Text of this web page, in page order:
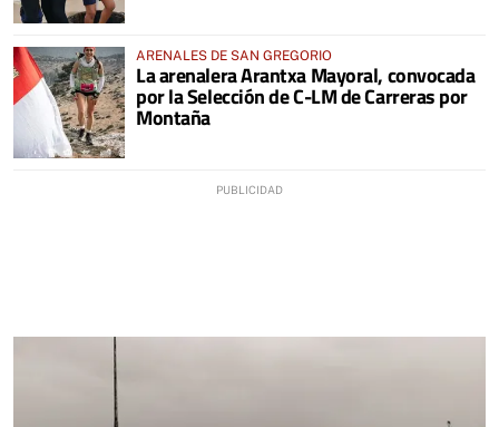
ARENALES DE SAN GREGORIO
La arenalera Arantxa Mayoral, convocada
por la Selección de C-LM de Carreras por
Montaña